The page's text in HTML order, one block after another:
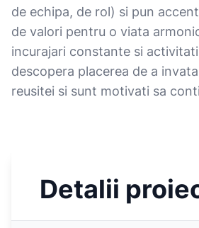
de echipa, de rol) si pun
de valori pentru o viata
incurajari constante si
descopera placerea de a
reusitei si sunt motivati sa
Detalii